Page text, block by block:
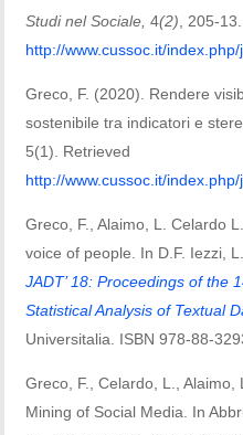
Studi nel Sociale, 4(2) , 205-13.
http://www.cussoc.it/
Greco, F. (2020). Rendere
sostenibile tra indicatori e
5(1). Retrieved
http://www.cussoc.it/
Greco, F., Alaimo, L. Celardo
voice of people. In D.F. Iezzi,
JADT’ 18: Proceedings of the
Statistical Analysis of Textual
Universitalia. ISBN 978-88-
Greco, F., Celardo, L.,
Mining of Social Media. In